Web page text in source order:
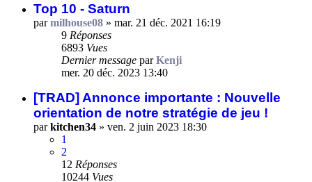
Top 10 - Saturn
parmilhouse08 » mar. 21 déc. 2021 16:19
9 Réponses
6893 Vues
Dernier message parKenji
mer. 20 déc. 2023 13:40
[TRAD] Annonce importante : Nouvelle
orientation de notre stratégie de jeu !
parkitchen34 » ven. 2 juin 2023 18:30
1
2
12 Réponses
10244 Vues